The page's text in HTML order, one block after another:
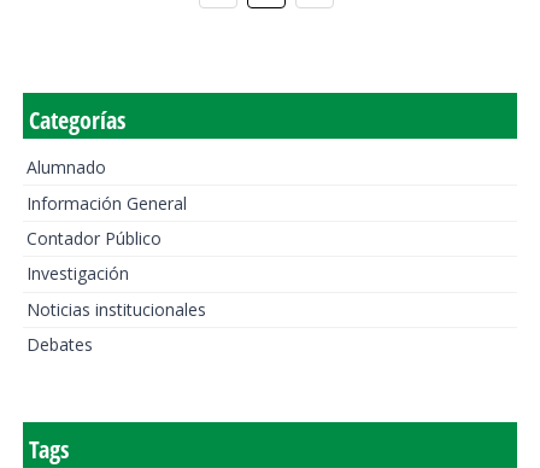
Categorías
Alumnado
Información General
Contador Público
Investigación
Noticias institucionales
Debates
Tags